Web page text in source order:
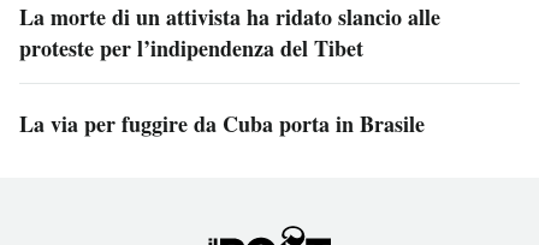
La morte di un attivista ha ridato slancio alle
proteste per l’indipendenza del Tibet
La via per fuggire da Cuba porta in Brasile